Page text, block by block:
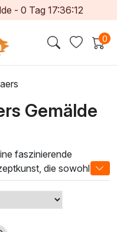
-0 Tag 17:36:11
0
Gemälde
faszinierende
die sowohl
wird. Seine
über Sprache,
Kombination aus